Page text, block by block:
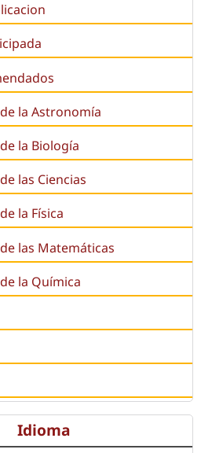
la Astronomía
la Biología
las Ciencias
la Física
las Matemáticas
la Química
Idioma